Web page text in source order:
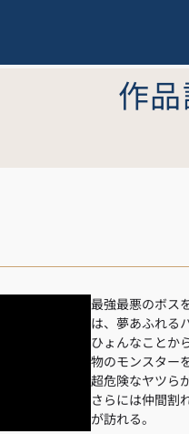
作
最強最悪のボス
は、夢あふれる
ひょんなことか
物のモンスター
超危険なヤツら
さらには仲間割
が訪れる。